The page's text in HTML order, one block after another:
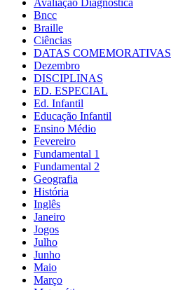
Avaliação Diagnóstica
Bncc
Braille
Ciências
DATAS COMEMORATIVAS
Dezembro
DISCIPLINAS
ED. ESPECIAL
Ed. Infantil
Educação Infantil
Ensino Médio
Fevereiro
Fundamental 1
Fundamental 2
Geografia
História
Inglês
Janeiro
Jogos
Julho
Junho
Maio
Março